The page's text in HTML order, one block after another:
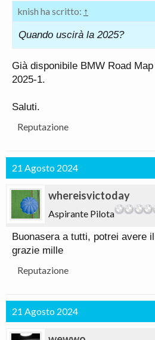
knish ha scritto: ↑
Quando uscirà la 2025?
Già disponibile BMW Road
2025-1.
Saluti.
Reputazione
21 Agosto 2024
whereisvictoday
Aspirante Pilota
Buonasera a tutti, potrei avere
grazie mille
Reputazione
21 Agosto 2024